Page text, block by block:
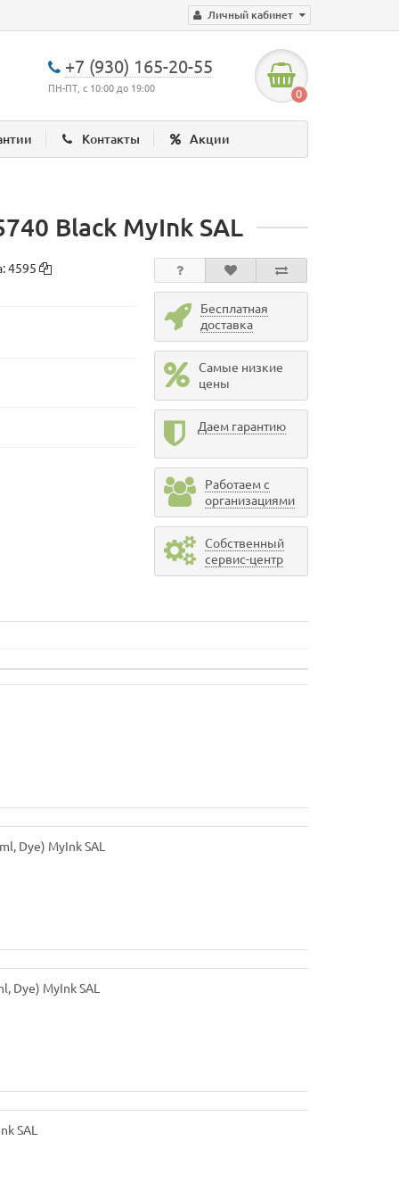
Личный кабинет
+7 (930) 165-20-55
ПН-ПТ, с 10:00 до 19:00 0
Контакты Акции
Black MyInk SAL
4595
Бесплатная
доставка
Самые низкие
цены
Даем гарантию
Работаем с
организациями
Собственный
сервис-центр